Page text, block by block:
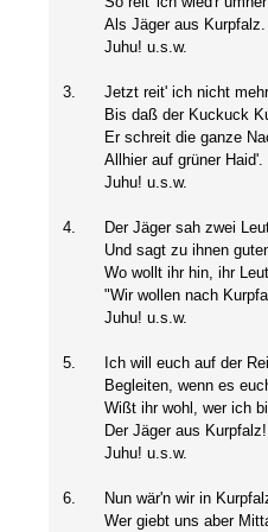
Als Jäger aus Kurpfalz.
Juhu! u.s.w.
3.
Jetzt reit' ich nicht
Bis daß der Kuckuck
Er schreit die ganze
Allhier auf grüner Haid'.
Juhu! u.s.w.
4.
Der Jäger sah zwei
Und sagt zu ihnen
Wo wollt ihr hin, ihr
"Wir wollen nach
Juhu! u.s.w.
5.
Ich will euch auf der
Begleiten, wenn es
Wißt ihr wohl, wer ich
Der Jäger aus Kurpfalz!
Juhu! u.s.w.
6.
Nun wär'n wir in
Wer giebt uns aber